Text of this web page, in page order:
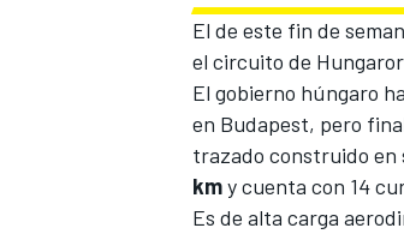
El de este fin de
el circuito de
El gobierno húngaro
en Budapest, pero
trazado construido en
kmy cuenta con 14
Es de alta carga